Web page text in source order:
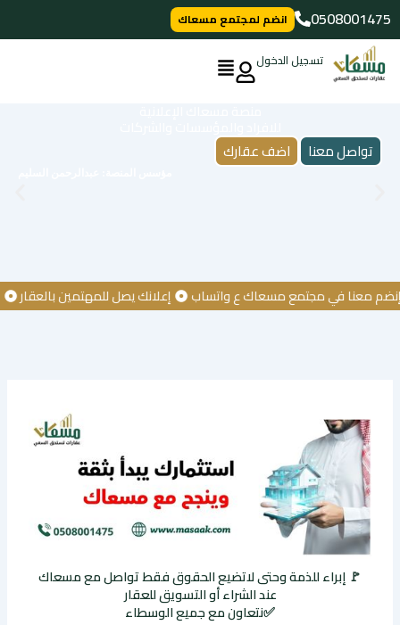
تخطي
إلى
المحتوى
0508001475
انضم لمجتمع مسعاك
تسجيل الدخول
تواصل معنا اضف عقارك
في مجتمع مسعاك ع واتساب إعلانك يصل للمهتمين بالعقار كن
🚩 إبراء للذمة وحتى لاتضيع الحقوق فقط تواصل مع مسعاك
عند الشراء أو التسويق للعقار
✅نتعاون مع جميع الوسطاء